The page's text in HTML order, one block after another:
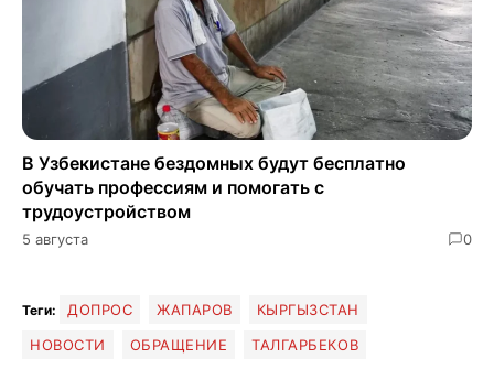
В Узбекистане бездомных будут бесплатно
обучать профессиям и помогать с
трудоустройством
5 августа 0
Теги: ДОПРОС ЖАПАРОВ
КЫРГЫЗСТАН
НОВОСТИ
ОБРАЩЕНИЕ ТАЛГАРБЕКОВ